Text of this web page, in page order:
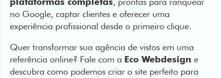
no Google, captar clientes e oferecer uma
experiência profissional desde o primeiro clique.
Quer transformar sua agência de vistos em uma
referência online? Fale com a Eco Webdesign e
descubra como podemos criar o site perfeito para